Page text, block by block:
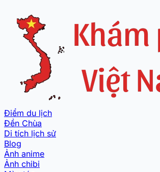
Điểm du lịch
Đền Chùa
Di tích lịch sử
Blog
Ảnh anime
Ảnh chibi